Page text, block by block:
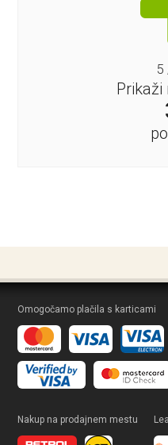
5
Prikaži
Omogočamo plačila s karticami
Nakup na prodajnem mestu